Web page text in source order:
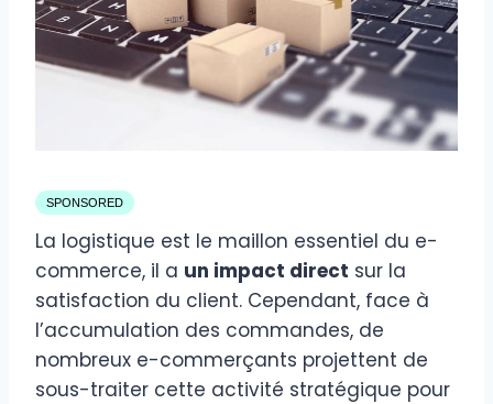
SPONSORED
La logistique est le maillon essentiel du e-
commerce, il a un impact direct sur la
satisfaction du client. Cependant, face à
l’accumulation des commandes, de
nombreux e-commerçants projettent de
sous-traiter cette activité stratégique pour